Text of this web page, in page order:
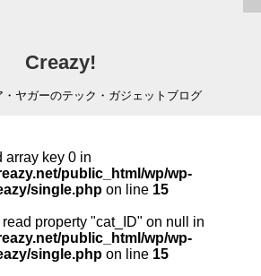
Creazy!
ヤガーのテック・ガジェットブログ
array key 0 in
public_html/wp/wp-
single.php on line 15
read property "cat_ID" on null in
public_html/wp/wp-
single.php on line 15